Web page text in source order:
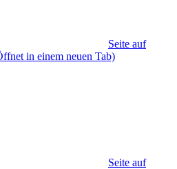
Seite auf
in einem neuen Tab)
Seite auf